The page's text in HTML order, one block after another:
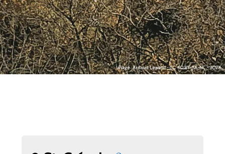
Image : Arnaud Lepetit - CC 4.0 BY-SA-NC - 2024.